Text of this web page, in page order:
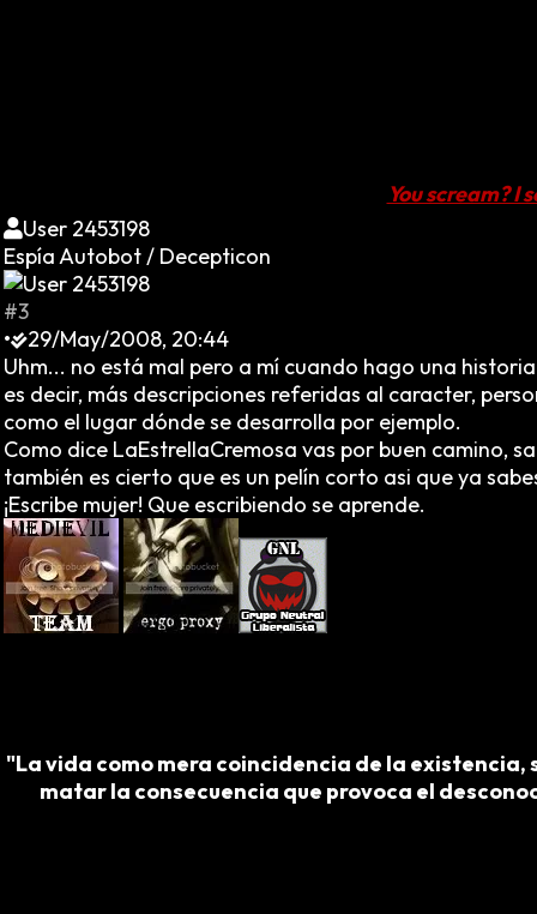
You scream? I
User 2453198
Espía Autobot / Decepticon
#3
•
29/May/2008, 20:44
Uhm... no está mal pero a mí cuando hago una
es decir, más descripciones referidas al caracter,
como el lugar dónde se desarrolla por ejemplo.
Como dice LaEstrellaCremosa vas por buen camino,
también es cierto que es un pelín corto asi que ya
¡Escribe mujer! Que escribiendo se aprende.
"La vida como mera coincidencia de la
matar la consecuencia que provoca el